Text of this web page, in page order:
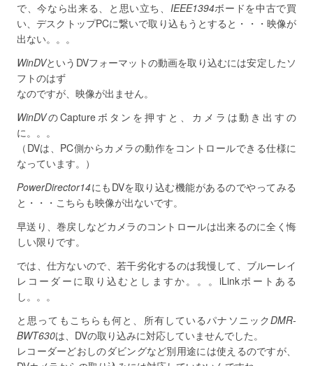
で、今なら出来る、と思い立ち、 IEEE1394ボードを中古で買
い、デスクトップPCに繋いで取り込もうとすると・・・映像が
出ない。。。
WinDVというDVフォーマットの動画を取り込むには安定したソ
フトのはず
なのですが、映像が出ません。
WinDVのCaptureボタンを押すと、カメラは動き出すの
に。。。
（DVは、PC側からカメラの動作をコントロールできる仕様に
なっています。）
PowerDirector14にもDVを取り込む機能があるのでやってみる
と・・・こちらも映像が出ないです。
早送り、巻戻しなどカメラのコントロールは出来るのに全く悔
しい限りです。
では、仕方ないので、若干劣化するのは我慢して、ブルーレイ
レコーダーに取り込むとしますか。。。iLinkポートある
し。。。
と思ってもこちらも何と、所有しているパナソニックDMR-
BWT630は、DVの取り込みに対応していませんでした。
レコーダーどおしのダビングなど別用途には使えるのですが、